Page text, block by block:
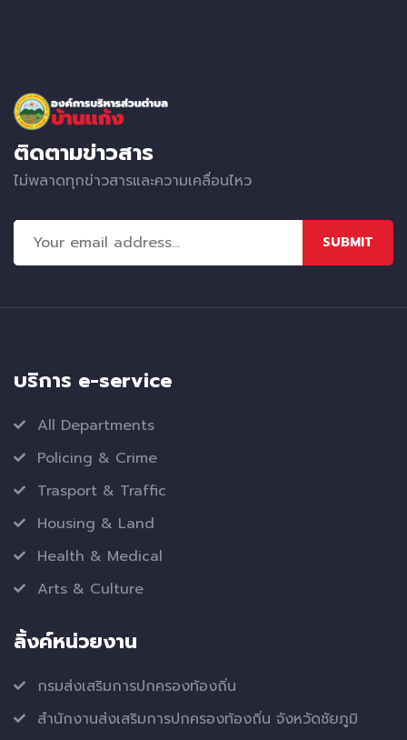
ติดตามข่าวสาร
ไม่พลาดทุกข่าวสารและความเคลื่อนไหว
SUBMIT
บริการ e-service
All Departments
Policing & Crime
Trasport & Traffic
Housing & Land
Health & Medical
Arts & Culture
ลิ้งค์หน่วยงาน
กรมส่งเสริมการปกครองท้องถิ่น
สำนักงานส่งเสริมการปกครองท้องถิ่น จังหวัดชัยภูมิ